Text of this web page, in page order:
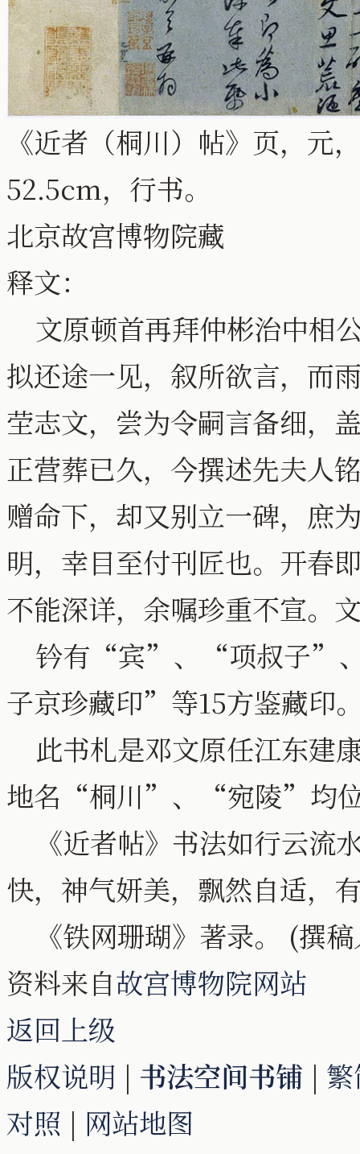
《近者（桐川）帖》页，元
52.5cm，行书。
北京故宫博物院藏
释文：
文原顿首再拜仲彬治中相
拟还途一见，叙所欲言，而
茔志文，尝为令嗣言备细，
正营葬已久，今撰述先夫人
赠命下，却又别立一碑，庶
明，幸目至付刊匠也。开春
不能深详，余嘱珍重不宣。
钤有“宾”、“项叔子”
子京珍藏印”等15方鉴藏印
此书札是邓文原任江东建
地名“桐川”、“宛陵”均位
《近者帖》书法如行云流
快，神气妍美，飘然自适，
《铁网珊瑚》著录。 (撰
资料来自故宫博物院网站
返回上级
版权说明 | 书法空间书铺 |
对照 | 网站地图